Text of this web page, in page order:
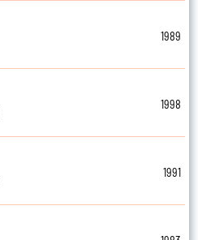
1989
1998
1991